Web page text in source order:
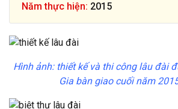
Năm thực hiện: 2015
Hình ảnh: thiết kế và thi công lâu đài
Gia bàn giao cuối năm